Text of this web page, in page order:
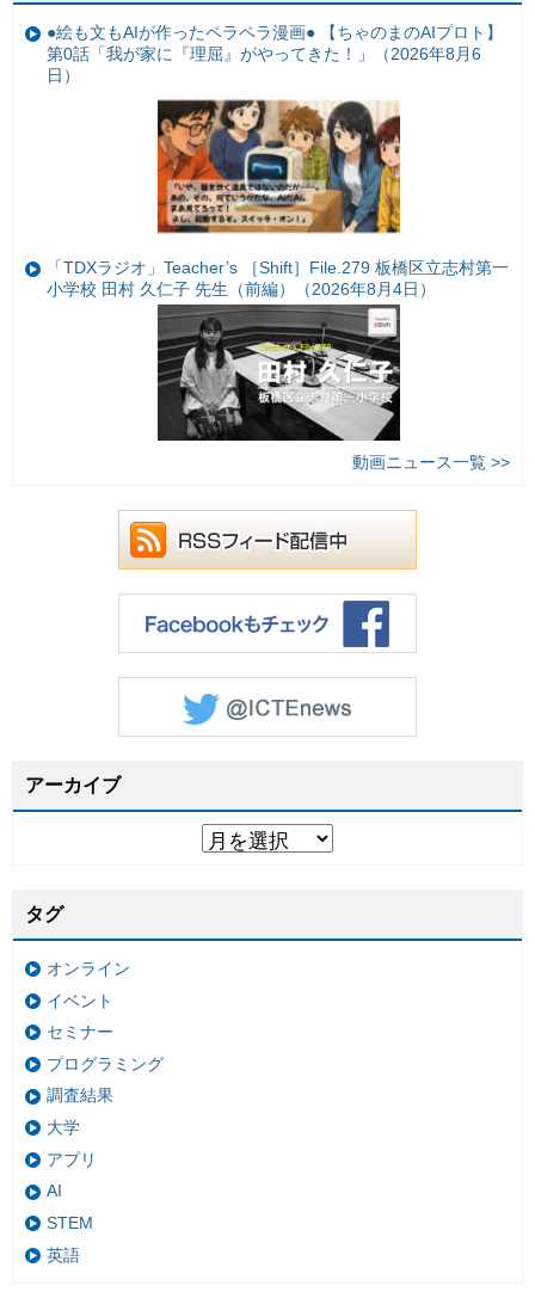
●絵も文もAIが作ったペラペラ漫画● 【ちゃのまのAIプロト】
第0話「我が家に『理屈』がやってきた！」（2026年8月6
日）
「TDXラジオ」Teacher’s ［Shift］File.279 板橋区立志村第一
小学校 田村 久仁子 先生（前編）（2026年8月4日）
動画ニュース一覧 >>
アーカイブ
タグ
オンライン
イベント
セミナー
プログラミング
調査結果
大学
アプリ
AI
STEM
英語